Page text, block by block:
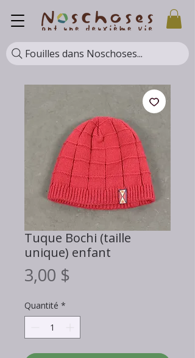
Fouilles dans Noschoses...
Tuque Bochi (taille
unique) enfant
3,00 $
Quantité *